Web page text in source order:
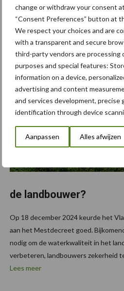
change or withdraw your consent
“Consent Preferences” button at
We respect your choices and are
with a transparent and secure
third-party vendors are processing
purposes and special features:
information on a device,
advertising and content
and services development, precise
identification through device
Aanpassen Alles afwijzen
Het bemestingsseizoen start dit jaar
aantal nieuwigheden door het
basisregel blijft: bemest wanneer
teelt het nodig heeft. ​ ​​ De ...
de landbouwer?
23 december 2024
Op 18 december 2024 keurde het
aan het Mestdecreet goed.
nodig om de waterkwaliteit in het
verbeteren, landbouwers zekerheid
Lees meer